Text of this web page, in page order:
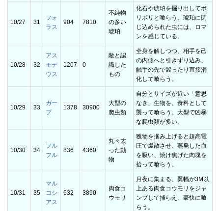
10/27 31
フォ
ラス
904 7810
不純物
の多い
琥珀
化石や琥珀を掘り出してボ
リボリと喰らう。琥珀に閉
じ込められた虫には、ロマ
ンを感じている。
10/28 32
アス
モデ
ウス
1207 0
敵と認
識した
もの
全身を解しつつ、相手を己
の内側へと引きずり込み、
触手の先で齧ったり直接消
化して喰らう。
10/29 33
ガー
プ
1378 30900
大型の
爬虫類
自分とサイズが近い「意思
なき」生物を、食料として
襲って喰らう。大型で凶暴
な爬虫類が多い。
10/30 34
フル
フル
836 4360
丸々太
った動
物
獲物を掴み上げると超高電
圧で爆散させ、蒸発した血
を吸い、焼け焦げた肉塊を
拾って喰らう。
10/31 35
マル
コシ
アス
632 3890
肉食コ
ウモリ
月夜に集まる、翼幅が3M以
上ある肉食コウモリをジャ
ンプして捕らえ、豪快に喰
らう。